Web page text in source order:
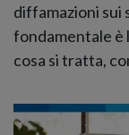
diffamazioni sui
fondamentale è
cosa si tratta,